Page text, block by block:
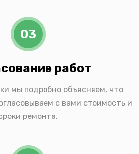
03
работ
мы подробно объясняем, что
с вами стоимость и
ремонта.